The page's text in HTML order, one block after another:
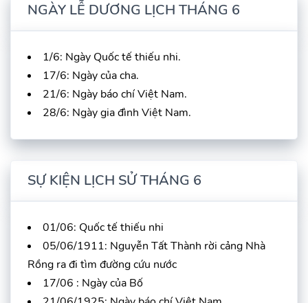
NGÀY LỄ DƯƠNG LỊCH THÁNG 6
1/6: Ngày Quốc tế thiếu nhi.
17/6: Ngày của cha.
21/6: Ngày báo chí Việt Nam.
28/6: Ngày gia đình Việt Nam.
SỰ KIỆN LỊCH SỬ THÁNG 6
01/06: Quốc tế thiếu nhi
05/06/1911: Nguyễn Tất Thành rời cảng Nhà
Rồng ra đi tìm đường cứu nước
17/06 : Ngày của Bố